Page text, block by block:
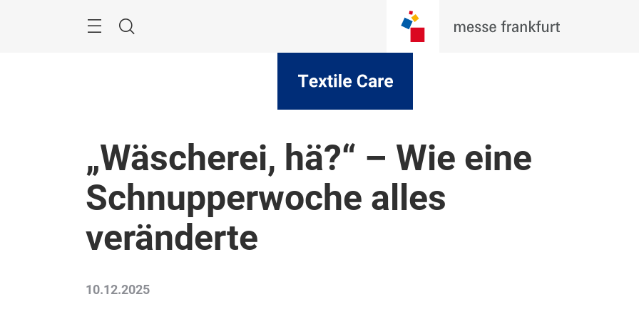
Suche
„Wäscherei, hä?“ – Wie eine
Schnupperwoche alles
veränderte
10.12.2025